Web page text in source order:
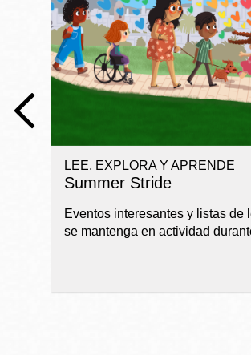
Biblioteca
Anza
Misión
LEE, EXPLORA Y APRENDE
Summer Stride
Eventos interesantes y listas de
se mantenga en actividad